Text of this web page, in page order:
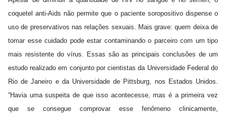
coquetel anti-Aids não permite que o paciente soropositivo dispense o
uso de preservativos nas relações sexuais. Mais grave: quem deixa de
tomar esse cuidado pode estar contaminando o parceiro com um tipo
mais resistente do vírus. Essas são as principais conclusões de um
estudo realizado em conjunto por cientistas da Universidade Federal do
Rio de Janeiro e da Universidade de Pittsburg, nos Estados Unidos.
“Havia uma suspeita de que isso acontecesse, mas é a primeira vez
que se consegue comprovar esse fenômeno clinicamente,